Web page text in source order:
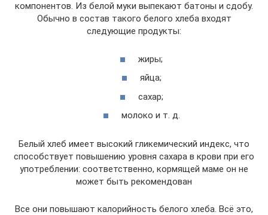
компонентов. Из белой муки выпекают батоны и сдобу.
Обычно в состав такого белого хлеба входят
следующие продукты:
жиры;
яйца;
сахар;
молоко и т. д.
Белый хлеб имеет высокий гликемический индекс, что
способствует повышению уровня сахара в крови при его
употреблении: соответственно, кормящей маме он не
может быть рекомендован
Все они повышают калорийность белого хлеба. Всё это,